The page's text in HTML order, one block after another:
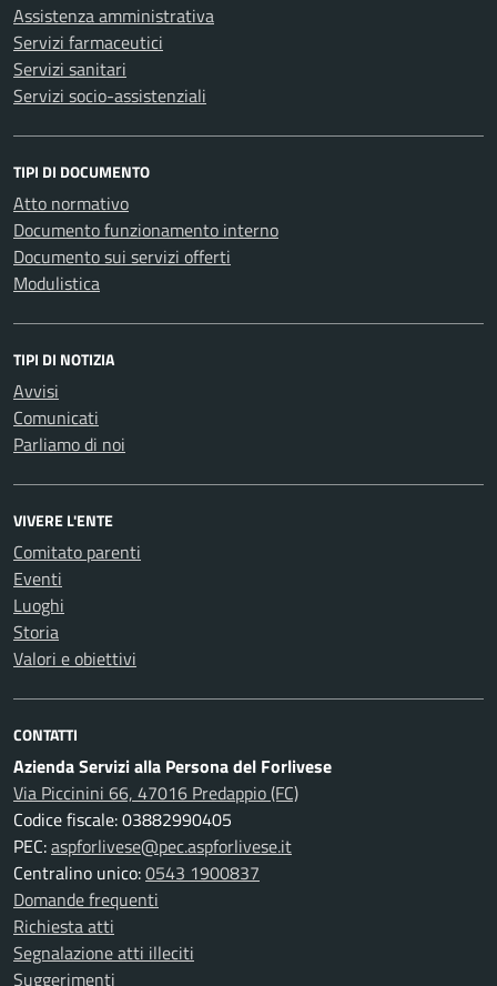
Assistenza amministrativa
Servizi farmaceutici
Servizi sanitari
Servizi socio-assistenziali
TIPI DI DOCUMENTO
Atto normativo
Documento funzionamento interno
Documento sui servizi offerti
Modulistica
TIPI DI NOTIZIA
Avvisi
Comunicati
Parliamo di noi
VIVERE L'ENTE
Comitato parenti
Eventi
Luoghi
Storia
Valori e obiettivi
CONTATTI
Azienda Servizi alla Persona del Forlivese
Via Piccinini 66, 47016 Predappio (FC)
Codice fiscale: 03882990405
PEC:aspforlivese@pec.aspforlivese.it
Centralino unico:0543 1900837
Domande frequenti
Richiesta atti
Segnalazione atti illeciti
Suggerimenti